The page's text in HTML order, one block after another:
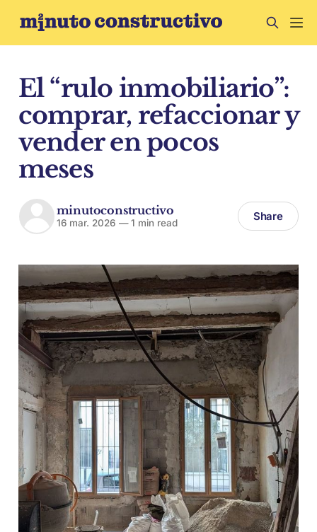
El “rulo inmobiliario”:
comprar, refaccionar y
vender en pocos
meses
minutoconstructivo
16 mar. 2026 —1 min read Share